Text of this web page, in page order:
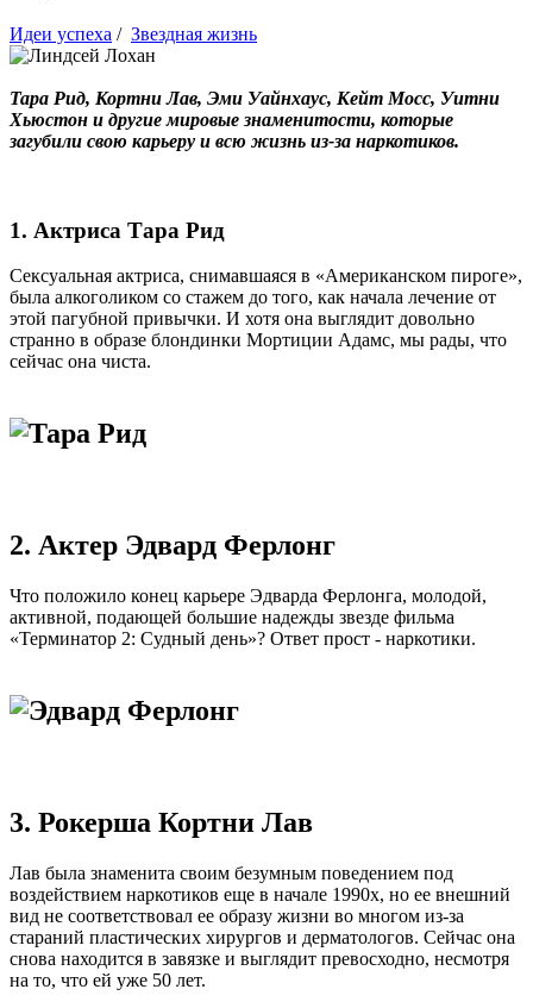
Идеи успеха / Звездная жизнь
Тара Рид, Кортни Лав, Эми Уайнхаус, Кейт Мосс, Уитни
Хьюстон и другие мировые знаменитости, которые
загубили свою карьеру и всю жизнь из-за наркотиков.
1. Актриса Тара Рид
Сексуальная актриса, снимавшаяся в «Американском пироге»,
была алкоголиком со стажем до того, как начала лечение от
этой пагубной привычки. И хотя она выглядит довольно
странно в образе блондинки Мортиции Адамс, мы рады, что
сейчас она чиста.
2. Актер Эдвард Ферлонг
Что положило конец карьере Эдварда Ферлонга, молодой,
активной, подающей большие надежды звезде фильма
«Терминатор 2: Судный день»? Ответ прост - наркотики.
3. Рокерша Кортни Лав
Лав была знаменита своим безумным поведением под
воздействием наркотиков еще в начале 1990х, но ее внешний
вид не соответствовал ее образу жизни во многом из-за
стараний пластических хирургов и дерматологов. Сейчас она
снова находится в завязке и выглядит превосходно, несмотря
на то, что ей уже 50 лет.